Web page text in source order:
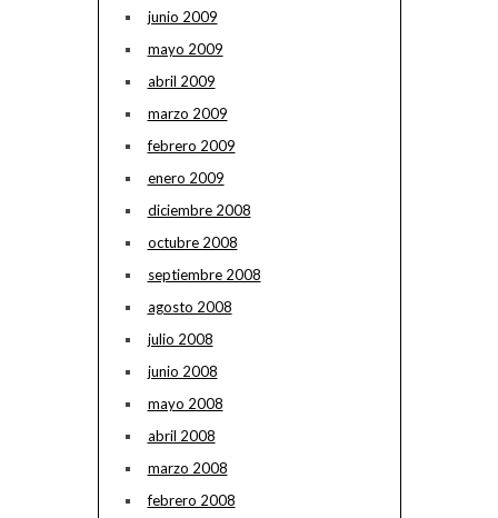
junio 2009
mayo 2009
abril 2009
marzo 2009
febrero 2009
enero 2009
diciembre 2008
octubre 2008
septiembre 2008
agosto 2008
julio 2008
junio 2008
mayo 2008
abril 2008
marzo 2008
febrero 2008